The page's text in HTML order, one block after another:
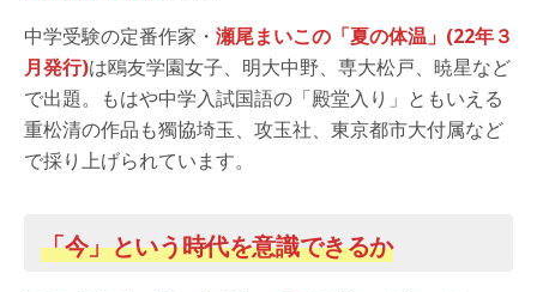
中学受験の定番作家・ 瀬尾まいこの「夏の体温」(22年３
月発行)は鴎友学園女子、明大中野、専大松戸、暁星など
で出題。もはや中学入試国語の「殿堂入り」ともいえる
重松清の作品も獨協埼玉、攻玉社、東京都市大付属など
で採り上げられています。
「今」という時代を意識できるか